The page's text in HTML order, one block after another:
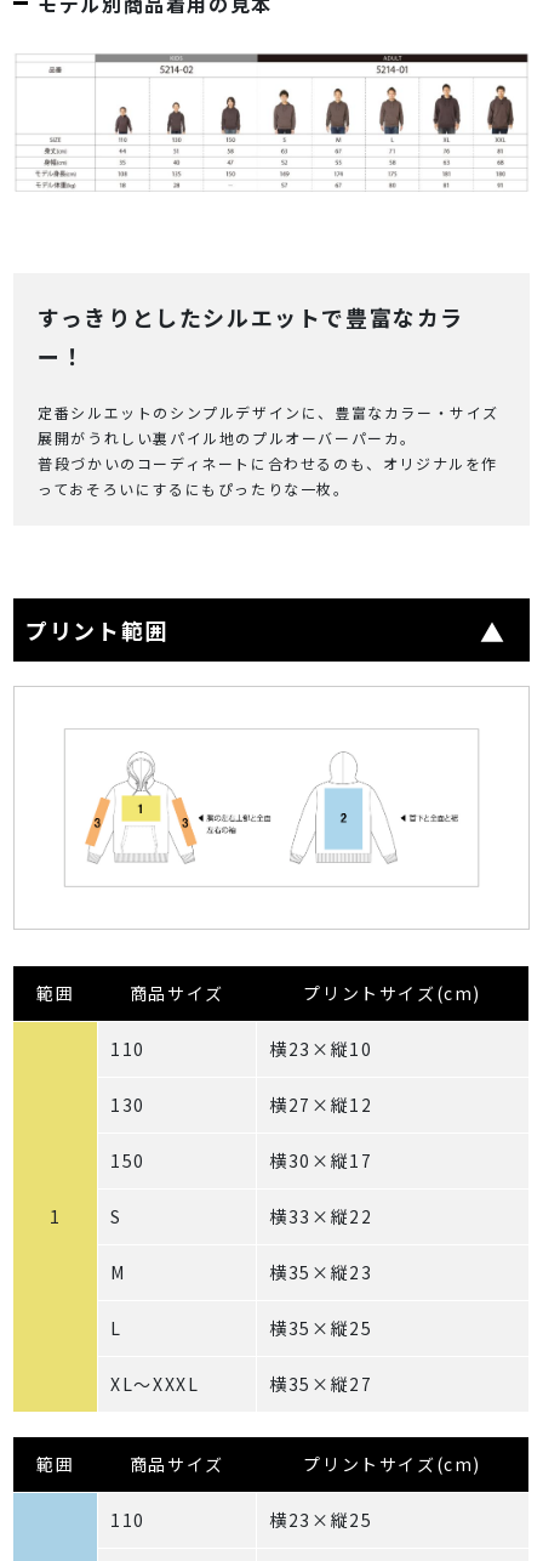
すっきりとしたシルエットで豊富なカラ
ー！
定番シルエットのシンプルデザインに、豊富なカラー・サイズ
展開がうれしい裏パイル地のプルオーバーパーカ。
普段づかいのコーディネートに合わせるのも、オリジナルを作
っておそろいにするにもぴったりな一枚。
プリント範囲
範囲 商品サイズ プリントサイズ(cm)
1
110 横23×縦10
130 横27×縦12
150 横30×縦17
S 横33×縦22
M 横35×縦23
L 横35×縦25
XL～XXXL 横35×縦27
範囲 商品サイズ プリントサイズ(cm)
110 横23×縦25